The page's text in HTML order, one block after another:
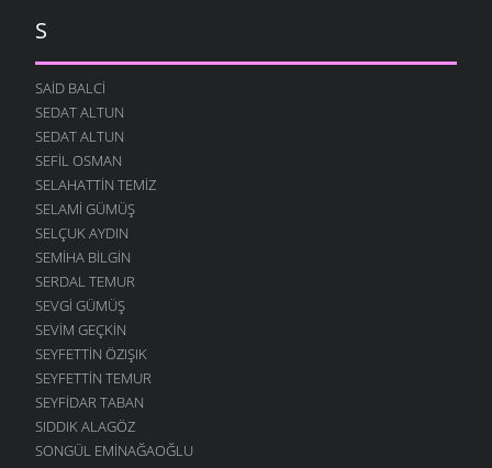
S
SAID BALCI
SEDAT ALTUN
SEDAT ALTUN
SEFIL OSMAN
SELAHATTIN TEMIZ
SELAMI GÜMÜŞ
SELÇUK AYDIN
SEMIHA BILGIN
SERDAL TEMUR
SEVGI GÜMÜŞ
SEVIM GEÇKIN
SEYFETTIN ÖZIŞIK
SEYFETTIN TEMUR
SEYFIDAR TABAN
SIDDIK ALAGÖZ
SONGÜL EMINAĞAOĞLU